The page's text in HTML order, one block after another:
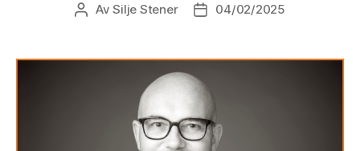
Innleggsforfatter
AvSilje Stener Publiseringsdato
04/02/2025